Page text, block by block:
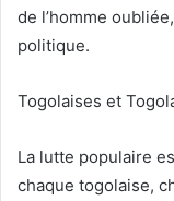
de l’homme
politique.
Togolaises et
La lutte populaire
chaque togolaise,